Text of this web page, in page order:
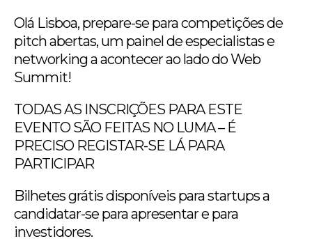
Olá Lisboa, prepare-se para competições de
pitch abertas, um painel de especialistas e
networking a acontecer ao lado do Web
Summit!
TODAS AS INSCRIÇÕES PARA ESTE
EVENTO SÃO FEITAS NO LUMA – É
PRECISO REGISTAR-SE LÁ PARA
PARTICIPAR
Bilhetes grátis disponíveis para startups a
candidatar-se para apresentar e para
investidores.